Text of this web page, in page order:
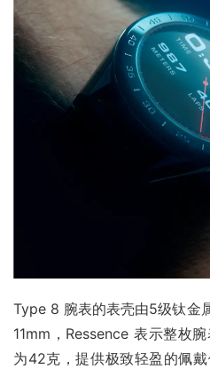
Type 8 腕表的表壳由5级钛金
11mm，Ressence 表示整枚
为42克，提供极致轻盈的佩